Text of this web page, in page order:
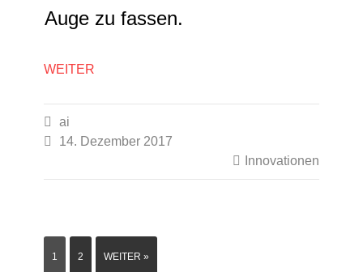
Auge zu fassen.
WEITER

ai

14. Dezember 2017

Innovationen
1 2 WEITER »